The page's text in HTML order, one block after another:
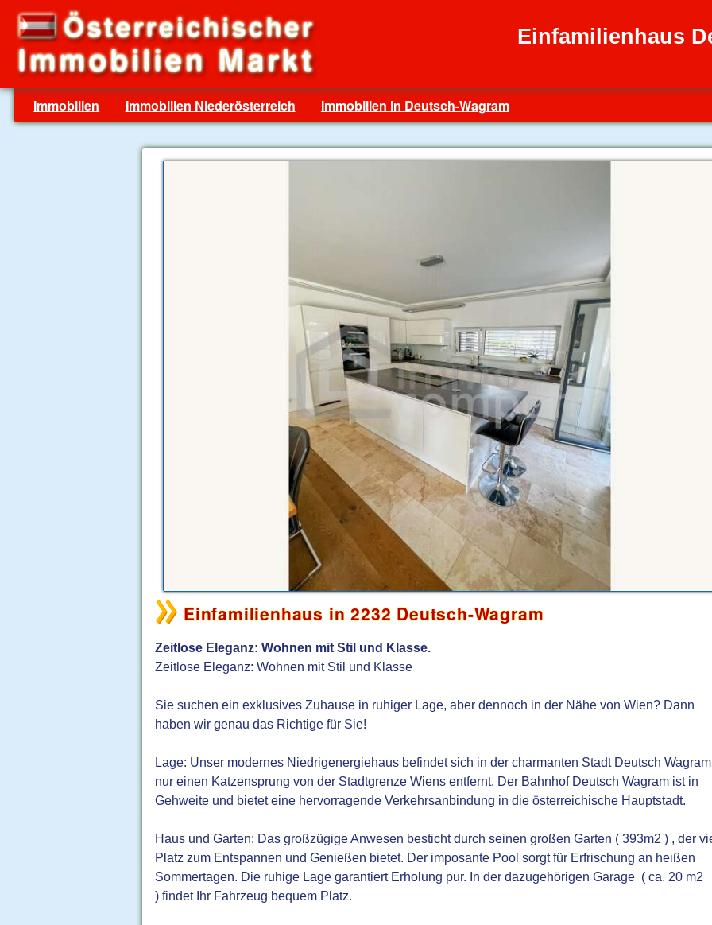
Einfamilienhaus
Immobilien Immobilien Niederösterreich Immobilien in Deutsch-Wagram
Einfamilienhaus in 2232 Deutsch-Wagram
Zeitlose Eleganz: Wohnen mit Stil und Klasse.
Zeitlose Eleganz: Wohnen mit Stil und Klasse
Sie suchen ein exklusives Zuhause in ruhiger Lage, aber dennoch in der Nähe von Wien? Dann
haben wir genau das Richtige für Sie!
Lage: Unser modernes Niedrigenergiehaus befindet sich in der charmanten Stadt Deutsch
nur einen Katzensprung von der Stadtgrenze Wiens entfernt. Der Bahnhof Deutsch Wagram ist in
Gehweite und bietet eine hervorragende Verkehrsanbindung in die österreichische Hauptstadt.
Haus und Garten: Das großzügige Anwesen besticht durch seinen großen Garten ( 393m2 ) , der
Platz zum Entspannen und Genießen bietet. Der imposante Pool sorgt für Erfrischung an heißen
Sommertagen. Die ruhige Lage garantiert Erholung pur. In der dazugehörigen Garage ( ca. 20 m2
) findet Ihr Fahrzeug bequem Platz.